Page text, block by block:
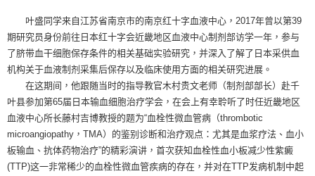
叶盛同学来自江苏省南京市的南京红十字血液中心，2017年曾以第39
期研究员身份前往日本红十字会近畿地区血液中心制剂部访学一年，参与
了脐带血干细胞保存条件的相关基础实验研究，并深入了解了日本采供血
机构关于血液制剂采集后保存以及临床使用方面的相关研究进展。
在这期间，他跟随当时的指导教官木村贵文老师（制剂部部长）赴千
叶县参加第65届日本输血细胞治疗学会，在会上有幸聆听了时任近畿地区
血液中心所长藤村吉博教授的题为“血栓性微血管病（thrombotic
microangiopathy，TMA）的鉴别诊断和治疗观点：尤其是血浆疗法、血小
板输血、抗体药物治疗”的精彩演讲，首次获知血栓性血小板减少性紫癜
(TTP)这一非常稀少的血栓性微血管疾病的存在，并对在TTP发病机制中起